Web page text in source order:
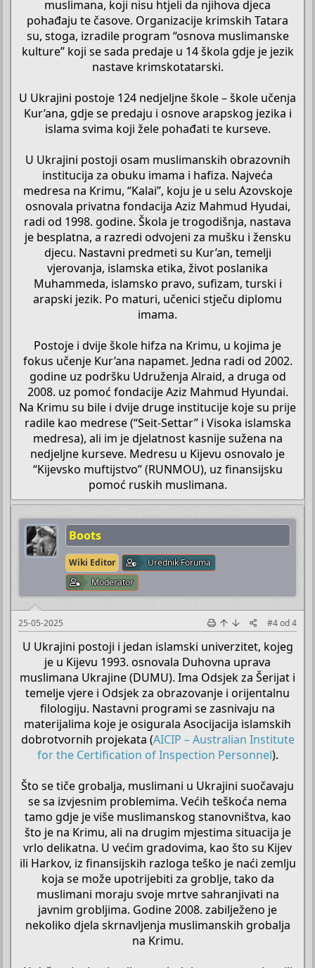
muslimana, koji nisu htjeli da njihova djeca
pohađaju te časove. Organizacije krimskih Tatara
su, stoga, izradile program “osnova muslimanske
kulture” koji se sada predaje u 14 škola gdje je jezik
nastave krimskotatarski.
U Ukrajini postoje 124 nedjeljne škole – škole učenja
Kur’ana, gdje se predaju i osnove arapskog jezika i
islama svima koji žele pohađati te kurseve.
U Ukrajini postoji osam muslimanskih obrazovnih
institucija za obuku imama i hafiza. Najveća
medresa na Krimu, “Kalai”, koju je u selu Azovskoje
osnovala privatna fondacija Aziz Mahmud Hyudai,
radi od 1998. godine. Škola je trogodišnja, nastava
je besplatna, a razredi odvojeni za mušku i žensku
djecu. Nastavni predmeti su Kur’an, temelji
vjerovanja, islamska etika, život poslanika
Muhammeda, islamsko pravo, sufizam, turski i
arapski jezik. Po maturi, učenici stječu diplomu
imama.
Postoje i dvije škole hifza na Krimu, u kojima je
fokus učenje Kur’ana napamet. Jedna radi od 2002.
godine uz podršku Udruženja Alraid, a druga od
2008. uz pomoć fondacije Aziz Mahmud Hyundai.
Na Krimu su bile i dvije druge institucije koje su prije
radile kao medrese (“Seit-Settar” i Visoka islamska
medresa), ali im je djelatnost kasnije sužena na
nedjeljne kurseve. Medresu u Kijevu osnovalo je
“Kijevsko muftijstvo” (RUNMOU), uz finansijsku
pomoć ruskih muslimana.​
Boots
Wiki Editor
Urednik Foruma
Moderator
25-05-2025 #4od4
U Ukrajini postoji i jedan islamski univerzitet, kojeg
je u Kijevu 1993. osnovala Duhovna uprava
muslimana Ukrajine (DUMU). Ima Odsjek za Šerijat i
temelje vjere i Odsjek za obrazovanje i orijentalnu
filologiju. Nastavni programi se zasnivaju na
materijalima koje je osigurala Asocijacija islamskih
dobrotvornih projekata (AICIP – Australian Institute
for the Certification of Inspection Personnel).
Što se tiče grobalja, muslimani u Ukrajini suočavaju
se sa izvjesnim problemima. Većih teškoća nema
tamo gdje je više muslimanskog stanovništva, kao
što je na Krimu, ali na drugim mjestima situacija je
vrlo delikatna. U većim gradovima, kao što su Kijev
ili Harkov, iz finansijskih razloga teško je naći zemlju
koja se može upotrijebiti za groblje, tako da
muslimani moraju svoje mrtve sahranjivati na
javnim grobljima. Godine 2008. zabilježeno je
nekoliko djela skrnavljenja muslimanskih grobalja
na Krimu.